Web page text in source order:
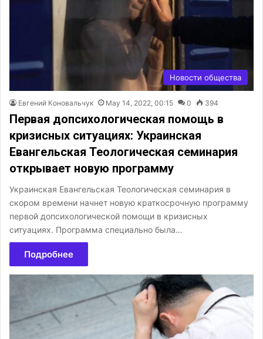
Новости общества
Евгений Коновальчук May 14, 2022, 00:15 0 394
Первая допсихологическая помощь в
кризисных ситуациях: Украинская
Евангельская Теологическая семинария
открывает новую программу
Украинская Евангельская Теологическая семинария в
скором времени начнет новую краткосрочную программу
первой допсихологической помощи в кризисных
ситуациях. Программа специально была…
Подробнее